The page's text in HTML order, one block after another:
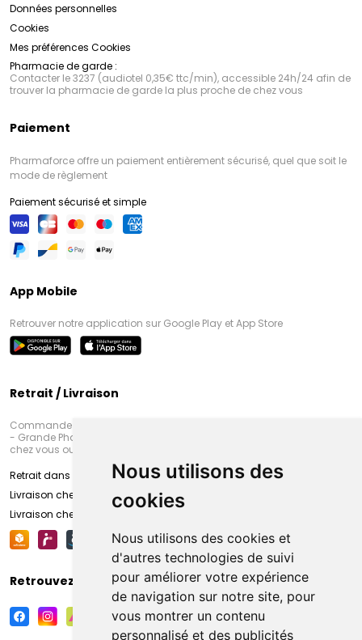
Nous utilisons des
cookies
Nous utilisons des cookies et
d'autres technologies de suivi
pour améliorer votre expérience
de navigation sur notre site, pour
vous montrer un contenu
personnalisé et des publicités
Données personnelles
Cookies
Mes préférences Cookies
Pharmacie de garde :
Contacter le 3237 (audiotel 0,35€ ttc/min), accessible 24h/24 afin de
trouver la pharmacie de garde la plus proche de chez vous
Paiement
Pharmaforce offre un paiement entièrement sécurisé, quel que soit le
mode de règlement
Paiement sécurisé et simple
App Mobile
Retrouver notre application sur Google Play et App Store
Retrait / Livraison
Commandez en ligne et venez chercher votre commande à Amiens
- Grande Pharmacie d’Amiens (Fachon) ou recevez-là rapidement
chez vous ou en point retrait
Retrait dans la pharmacie d’Amiens
Livraison chez vous
Livraison chez votre commerçant
Retrouvez-nous sur vos réseaux sociaux